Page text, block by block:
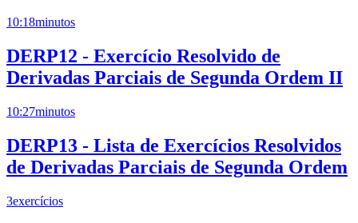
10:18minutos
DERP12 - Exercício Resolvido de
Derivadas Parciais de Segunda Ordem II
10:27minutos
DERP13 - Lista de Exercícios Resolvidos
de Derivadas Parciais de Segunda Ordem
3exercícios